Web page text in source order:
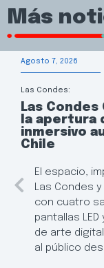
Más
Agosto 7, 2026
Las Condes:
Las
la apertura
inmersivo
Chile
El espacio,
Las Condes
con cuatro
pantallas
de arte
al público